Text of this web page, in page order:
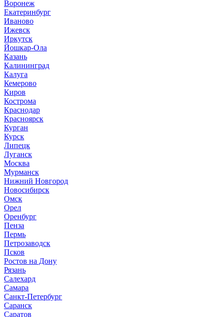
Воронеж
Екатеринбург
Иваново
Ижевск
Иркутск
Йошкар-Ола
Казань
Калининград
Калуга
Кемерово
Киров
Кострома
Краснодар
Красноярск
Курган
Курск
Липецк
Луганск
Москва
Мурманск
Нижний Новгород
Новосибирск
Омск
Орел
Оренбург
Пенза
Пермь
Петрозаводск
Псков
Ростов на Дону
Рязань
Салехард
Самара
Санкт-Петербург
Саранск
Саратов